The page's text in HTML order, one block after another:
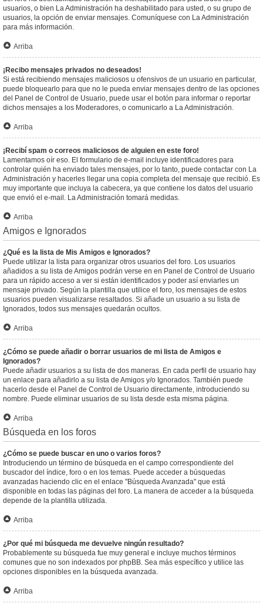
usuarios, o bien La Administración ha deshabilitado para usted, o su grupo de
usuarios, la opción de enviar mensajes. Comuníquese con La Administración
para más información.
Arriba
¡Recibo mensajes privados no deseados!
Si está recibiendo mensajes maliciosos u ofensivos de un usuario en particular,
puede bloquearlo para que no le pueda enviar mensajes dentro de las opciones
del Panel de Control de Usuario, puede usar el botón para informar o reportar
dichos mensajes a los Moderadores, o comunicarlo a La Administración.
Arriba
¡Recibí spam o correos maliciosos de alguien en este foro!
Lamentamos oír eso. El formulario de e-mail incluye identificadores para
controlar quién ha enviado tales mensajes, por lo tanto, puede contactar con La
Administración y hacerles llegar una copia completa del mensaje que recibió. Es
muy importante que incluya la cabecera, ya que contiene los datos del usuario
que envió el e-mail. La Administración tomará medidas.
Arriba
Amigos e Ignorados
¿Qué es la lista de Mis Amigos e Ignorados?
Puede utilizar la lista para organizar otros usuarios del foro. Los usuarios
añadidos a su lista de Amigos podrán verse en en Panel de Control de Usuario
para un rápido acceso a ver si están identificados y poder así enviarles un
mensaje privado. Según la plantilla que utilice el foro, los mensajes de estos
usuarios pueden visualizarse resaltados. Si añade un usuario a su lista de
Ignorados, todos sus mensajes quedarán ocultos.
Arriba
¿Cómo se puede añadir o borrar usuarios de mi lista de Amigos e
Ignorados?
Puede añadir usuarios a su lista de dos maneras. En cada perfil de usuario hay
un enlace para añadirlo a su lista de Amigos y/o Ignorados. También puede
hacerlo desde el Panel de Control de Usuario directamente, introduciendo su
nombre. Puede eliminar usuarios de su lista desde esta misma página.
Arriba
Búsqueda en los foros
¿Cómo se puede buscar en uno o varios foros?
Introduciendo un término de búsqueda en el campo correspondiente del
buscador del índice, foro o en los temas. Puede acceder a búsquedas
avanzadas haciendo clic en el enlace "Búsqueda Avanzada" que está
disponible en todas las páginas del foro. La manera de acceder a la búsqueda
depende de la plantilla utilizada.
Arriba
¿Por qué mi búsqueda me devuelve ningún resultado?
Probablemente su búsqueda fue muy general e incluye muchos términos
comunes que no son indexados por phpBB. Sea más específico y utilice las
opciones disponibles en la búsqueda avanzada.
Arriba